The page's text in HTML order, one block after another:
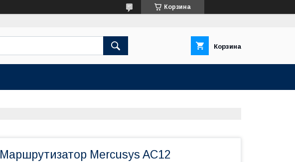
Корзина
Корзина
Маршрутизатор Mercusys AC12